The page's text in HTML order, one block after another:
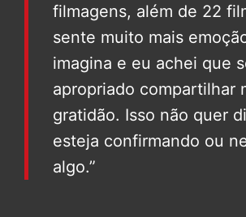
filmagens, além de 22
sente muito mais
imagina e eu achei que
apropriado compartilhar
gratidão. Isso não quer
esteja confirmando ou
algo.”